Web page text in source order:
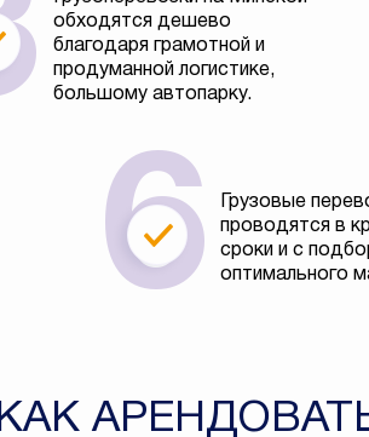
обходятся дешево
благодаря грамотной и
продуманной логистике,
большому автопарку.
Грузовые
проводятся в
сроки и с
оптимального
КАК